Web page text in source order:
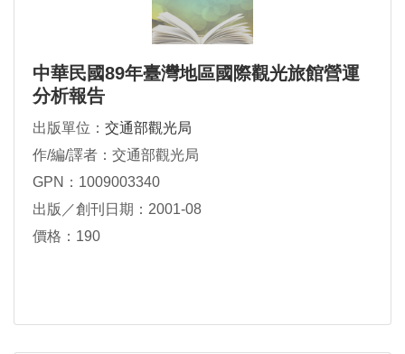
中華民國89年臺灣地區國際觀光旅館營運
分析報告
出版單位： 交通部觀光局
作/編/譯者：交通部觀光局
GPN：1009003340
出版／創刊日期：2001-08
價格：190